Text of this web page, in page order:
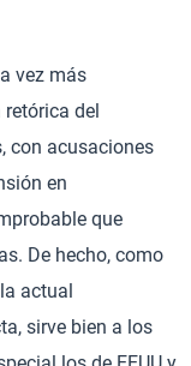
vez más
del
con acusaciones
en
que
De hecho, como
actual
sirve bien a los